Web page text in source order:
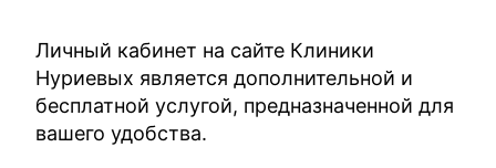
Личный кабинет на сайте Клиники
Нуриевых является дополнительной и
бесплатной услугой, предназначенной для
вашего удобства.